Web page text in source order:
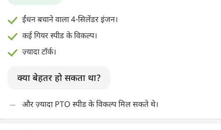
ईंधन बचाने वाला 4-सिलेंडर इंजन।
कई गियर स्पीड के विकल्प।
ज़्यादा टॉर्क।
क्या बेहतर हो सकता था?
और ज़्यादा PTO स्पीड के विकल्प मिल सकते थे।